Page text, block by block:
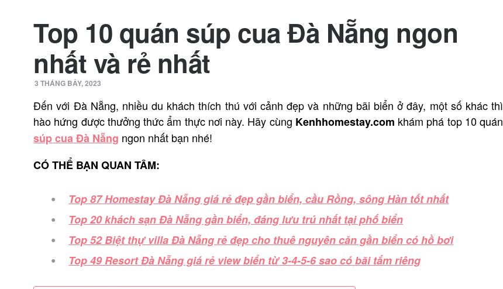
Top 10 quán súp cua Đà Nẵng ngon
nhất và rẻ nhất
3 THÁNG BẢY, 2023
Đến với Đà Nẵng, nhiều du khách thích thú với cảnh đẹp và những bãi biển ở đây, một số khác thì
hào hứng được thưởng thức ẩm thực nơi này. Hãy cùng Kenhhomestay.com khám phá top 10 quán
súp cua Đà Nẵng ngon nhất bạn nhé!
CÓ THỂ BẠN QUAN TÂM:
Top 87 Homestay Đà Nẵng giá rẻ đẹp gần biển, cầu Rồng, sông Hàn tốt nhất
Top 20 khách sạn Đà Nẵng gần biển, đáng lưu trú nhất tại phố biển
Top 52 Biệt thự villa Đà Nẵng rẻ đẹp cho thuê nguyên căn gần biển có hồ bơi
Top 49 Resort Đà Nẵng giá rẻ view biển từ 3-4-5-6 sao có bãi tắm riêng